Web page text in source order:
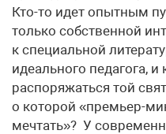
Кто-то идет опытным
только собственной
к специальной
идеального педагога, и
распоряжаться той
о которой «премьер-
мечтать»? У